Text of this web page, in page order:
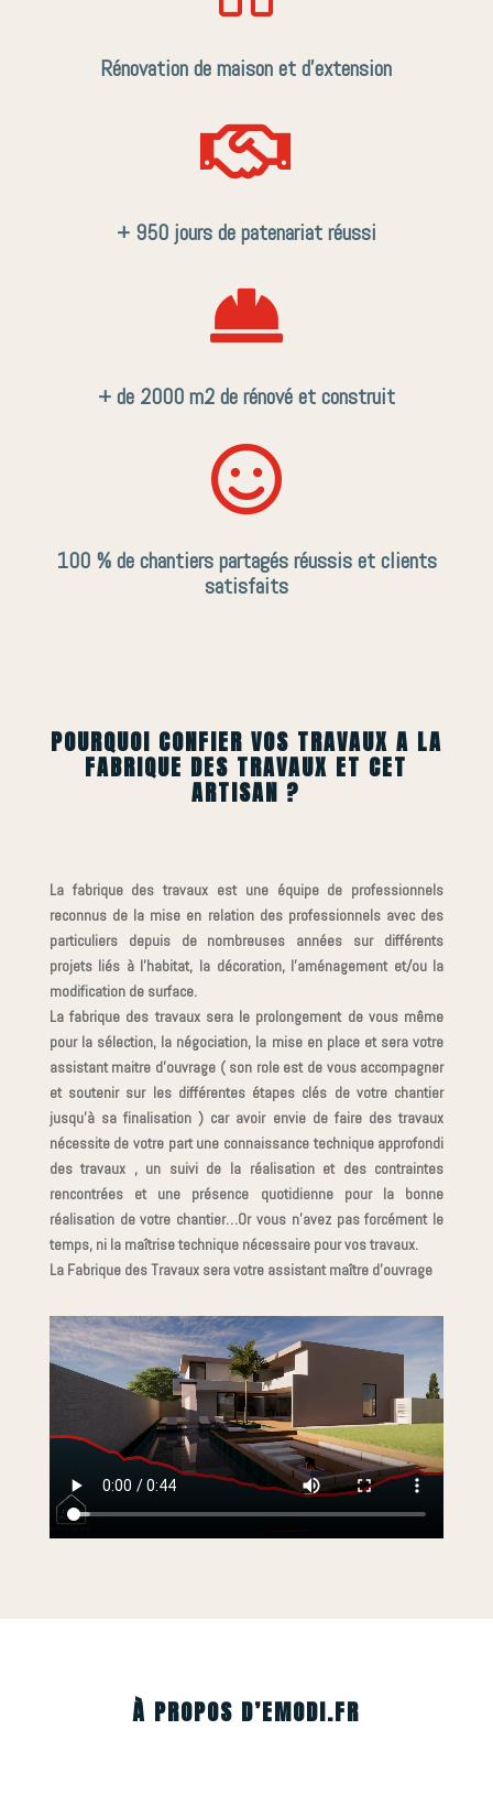
Rénovation de maison et d’extension

+ 950 jours de patenariat réussi

+ de 2000 m2 de rénové et construit

100 % de chantiers partagés réussis et clients
satisfaits
POURQUOI CONFIER VOS TRAVAUX A LA
FABRIQUE DES TRAVAUX ET CET
ARTISAN ?
La fabrique des travaux est une équipe de professionnels
reconnus de la mise en relation des professionnels avec des
particuliers depuis de nombreuses années sur différents
projets liés à l’habitat, la décoration, l’aménagement et/ou la
modification de surface.
La fabrique des travaux sera le prolongement de vous même
pour la sélection, la négociation, la mise en place et sera votre
assistant maitre d’ouvrage ( son role est de vous accompagner
et soutenir sur les différentes étapes clés de votre chantier
jusqu’à sa finalisation ) car avoir envie de faire des travaux
nécessite de votre part une connaissance technique approfondi
des travaux , un suivi de la réalisation et des contraintes
rencontrées et une présence quotidienne pour la bonne
réalisation de votre chantier…Or vous n’avez pas forcément le
temps, ni la maîtrise technique nécessaire pour vos travaux.
La Fabrique des Travaux sera votre assistant maître d’ouvrage
À PROPOS D’EMODI.FR